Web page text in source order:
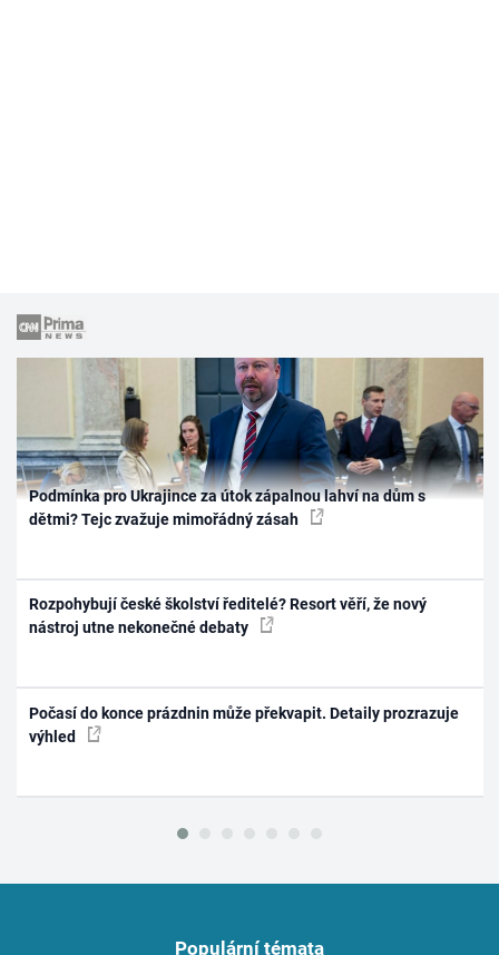
Podmínka pro Ukrajince za útok zápalnou lahví na dům s
dětmi? Tejc zvažuje mimořádný zásah
Rozpohybují české školství ředitelé? Resort věří, že nový
nástroj utne nekonečné debaty
Počasí do konce prázdnin může překvapit. Detaily prozrazuje
výhled
Populární témata